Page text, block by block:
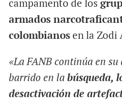
k
p
campamento de los
armados
colombianosen la Zodi
«La FANB continúa en
barrido en labúsqueda,
desactivación de